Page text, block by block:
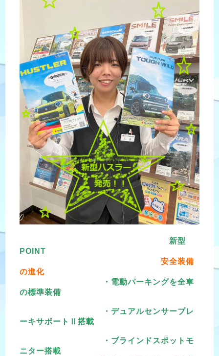
新型
POINT
安全装備
の進化
・電動パーキングを全車
の標準装備
・デュアルセンサーブレ
ーキサポートⅡ搭載
・ブラインドスポットモ
ニター搭載